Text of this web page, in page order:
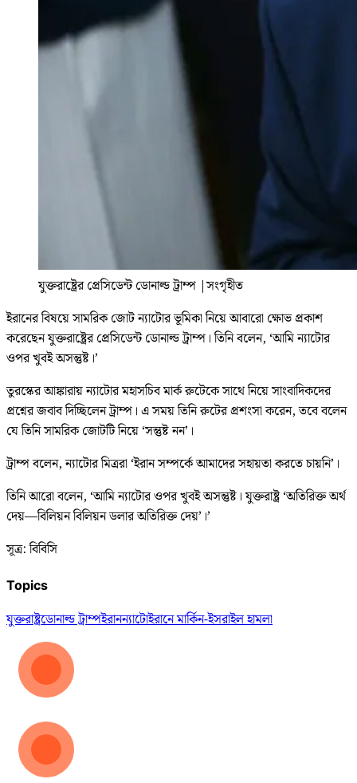
যুক্তরাষ্ট্রের প্রেসিডেন্ট ডোনাল্ড ট্রাম্প |সংগৃহীত
ইরানের বিষয়ে সামরিক জোট ন্যাটোর ভূমিকা নিয়ে আবারো ক্ষোভ প্রকাশ
করেছেন যুক্তরাষ্ট্রের প্রেসিডেন্ট ডোনাল্ড ট্রাম্প। তিনি বলেন, ‘আমি ন্যাটোর
ওপর খুবই অসন্তুষ্ট।’
তুরস্কের আঙ্কারায় ন্যাটোর মহাসচিব মার্ক রুটেকে সাথে নিয়ে সাংবাদিকদের
প্রশ্নের জবাব দিচ্ছিলেন ট্রাম্প। এ সময় তিনি রুটের প্রশংসা করেন, তবে বলেন
যে তিনি সামরিক জোটটি নিয়ে ‘সন্তুষ্ট নন’।
ট্রাম্প বলেন, ন্যাটোর মিত্ররা ‘ইরান সম্পর্কে আমাদের সহায়তা করতে চায়নি’।
তিনি আরো বলেন, ‘আমি ন্যাটোর ওপর খুবই অসন্তুষ্ট। যুক্তরাষ্ট্র ‘অতিরিক্ত অর্থ
দেয়—বিলিয়ন বিলিয়ন ডলার অতিরিক্ত দেয়’।’
সূত্র: বিবিসি
Topics
যুক্তরাষ্ট্রডোনাল্ড ট্রাম্পইরানন্যাটোইরানে মার্কিন-ইসরাইল হামলা